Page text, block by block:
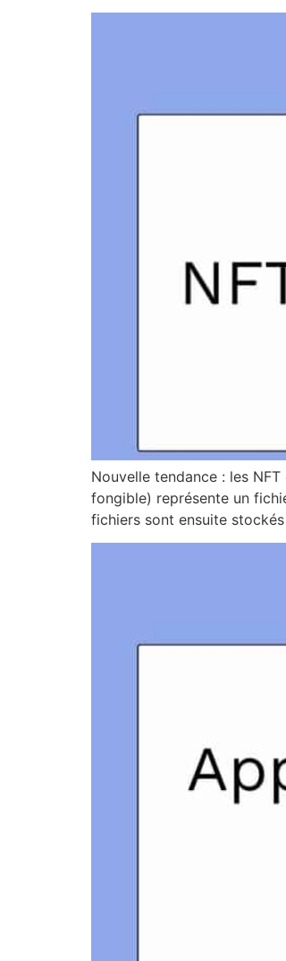
Nouvelle tendance : les
fongible) représente un
fichiers sont ensuite